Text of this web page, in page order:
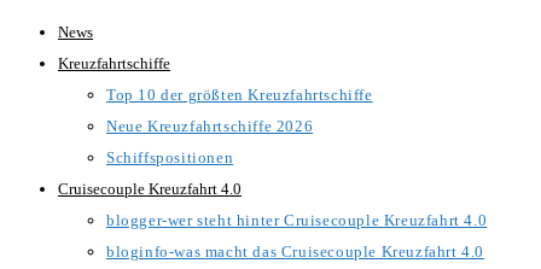
Zum
Inhalt
News
Kreuzfahrtschiffe
Top 10 der größten Kreuzfahrtschiffe
Neue Kreuzfahrtschiffe 2026
Schiffspositionen
Cruisecouple Kreuzfahrt 4.0
blogger-wer steht hinter Cruisecouple Kreuzfahrt 4.0
bloginfo-was macht das Cruisecouple Kreuzfahrt 4.0